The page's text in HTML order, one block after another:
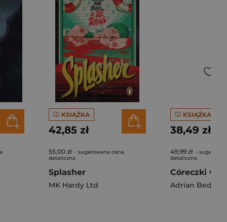
KSIĄŻKA
42,85 zł
55,00 zł - sugerowana cena
detaliczna
Splasher
MK Hardy Ltd
KSIĄŻKA
38,49 zł
49,99 zł -
detaliczna
Córeczki
Adrian